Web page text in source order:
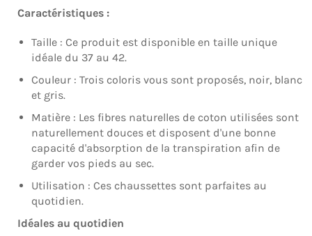
Caractéristiques :
Taille : Ce produit est disponible en taille unique
idéale du 37 au 42.
Couleur : Trois coloris vous sont proposés, noir, blanc
et gris.
Matière : Les fibres naturelles de coton utilisées sont
naturellement douces et disposent d'une bonne
capacité d'absorption de la transpiration afin de
garder vos pieds au sec.
Utilisation : Ces chaussettes sont parfaites au
quotidien.
Idéales au quotidien